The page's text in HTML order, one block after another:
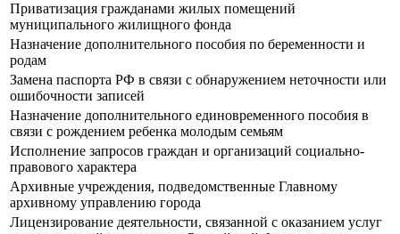
Приватизация гражданами жилых помещений
муниципального жилищного фонда
Назначение дополнительного пособия по беременности и
родам
Замена паспорта РФ в связи с обнаружением неточности или
ошибочности записей
Назначение дополнительного единовременного пособия в
связи с рождением ребенка молодым семьям
Исполнение запросов граждан и организаций социально-
правового характера
Архивные учреждения, подведомственные Главному
архивному управлению города
Лицензирование деятельности, связанной с оказанием услуг